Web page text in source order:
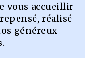
vous accueillir
réalisé
généreux